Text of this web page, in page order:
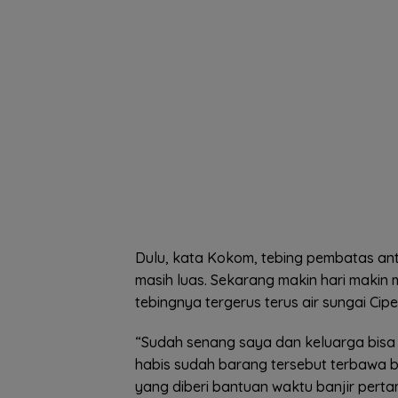
Dulu, kata Kokom, tebing pembatas
masih luas. Sekarang makin hari
tebingnya tergerus terus air sungai
“Sudah senang saya dan keluarga
habis sudah barang tersebut terbawa
yang diberi bantuan waktu banjir